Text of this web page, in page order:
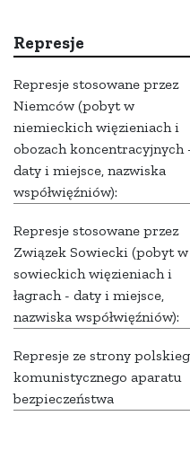
Represje
Represje stosowane przez
Niemców (pobyt w
niemieckich więzieniach i
obozach koncentracyjnych
daty i miejsce, nazwiska
współwięźniów):
Represje stosowane przez
Związek Sowiecki (pobyt w
sowieckich więzieniach i
łagrach - daty i miejsce,
nazwiska współwięźniów):
Represje ze strony
komunistycznego aparatu
bezpieczeństwa